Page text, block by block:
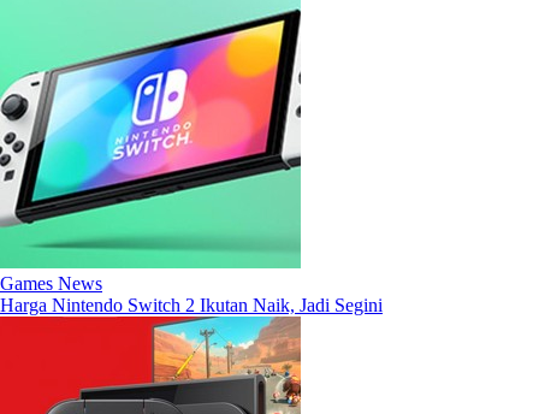
Games News
Harga Nintendo Switch 2 Ikutan Naik, Jadi Segini